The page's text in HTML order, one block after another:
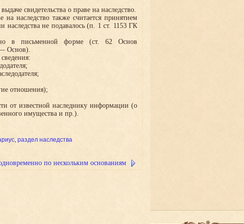
свидетельства о праве на наследство.
на наследство также считается принятием
наследства не подавалось (п. 1 ст. 1153 ГК
в письменной форме (ст. 62 Основ
— Основ).
отношения);
от известной наследнику информации (о
имущества и пр.).
, раздел наследства
по нескольким основаниям